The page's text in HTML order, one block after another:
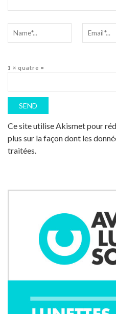
1 × quatre =
Ce site utilise Akismet pour
plus sur la façon dont les
traitées.